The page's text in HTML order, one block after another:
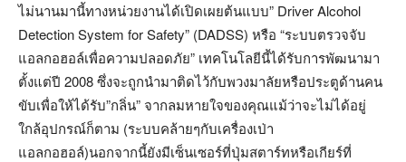
ไม่นานมานี้ทางหน่วยงานได้เปิดเผยต้นแบบ” Driver Alcohol
Detection System for Safety” (DADSS) หรือ “ระบบตรวจจับ
แอลกอฮอล์เพื่อความปลอดภัย” เทคโนโลยีนี้ได้รับการพัฒนามา
ตั้งแต่ปี 2008 ซึ่งจะถูกนำมาติดไว้กับพวงมาลัยหรือประตูด้านคน
ขับเพื่อให้ได้รับ”กลิ่น” จากลมหายใจของคุณแม้ว่าจะไม่ได้อยู่
ใกล้อุปกรณ์ก็ตาม (ระบบคล้ายๆกับเครื่องเป่า
แอลกอฮอล์)นอกจากนี้ยังมีเซ็นเซอร์ที่ปุ่มสตาร์ทหรือเกียร์ที่